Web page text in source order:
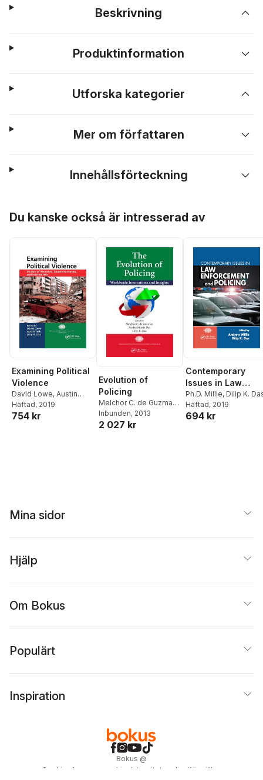
Beskrivning
Produktinformation
Utforska kategorier
Mer om författaren
Innehållsförteckning
Du kanske också är intresserad av
Examining Political
Violence
David Lowe, Austin
Turk,Dilip K. Das
Häftad, 2019
754 kr
Evolution of
Policing
Melchor C. de Guzman ,
Aiedeo Mintie Das
K. Das
Inbunden, 2013
2 027 kr
Contemporary
Issues in Law
Enforcement and
Policing
Ph.D. Millie, Dilip K.
Häftad, 2019
694 kr
Mina sidor
Hjälp
Om Bokus
Populärt
Inspiration
Bokus @
Cookies
Anpassa cookies Integritetspolicy Köpvillkor